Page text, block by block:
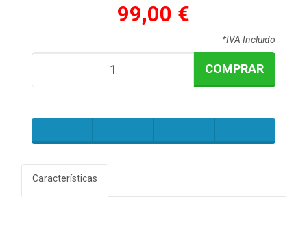
99,00 €
*IVA Incluido
COMPRAR
Características